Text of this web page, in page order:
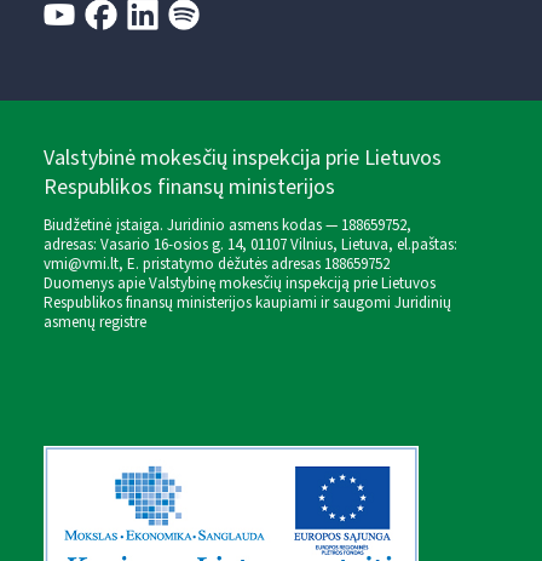
Valstybinė mokesčių inspekcija prie Lietuvos
Respublikos finansų ministerijos
Biudžetinė įstaiga. Juridinio asmens kodas — 188659752,
adresas: Vasario 16-osios g. 14, 01107 Vilnius, Lietuva, el.paštas:
vmi@vmi.lt, E. pristatymo dėžutės adresas 188659752
Duomenys apie Valstybinę mokesčių inspekciją prie Lietuvos
Respublikos finansų ministerijos kaupiami ir saugomi Juridinių
asmenų registre